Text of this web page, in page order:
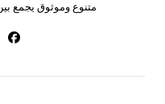
متنوع وموثوق يجمع